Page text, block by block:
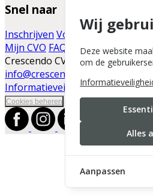
Snel naar
Inschrijven Voor de cursist
Mijn CVO FAQ ContactMoodle
Crescendo CVO | Vaartdijk 86 |
info@crescendo-cvo.be
Informatieveiligheid|
Cookies beheren
Wij
Deze website
om de
Alles
Aanpassen